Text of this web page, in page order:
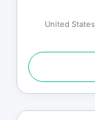
United States